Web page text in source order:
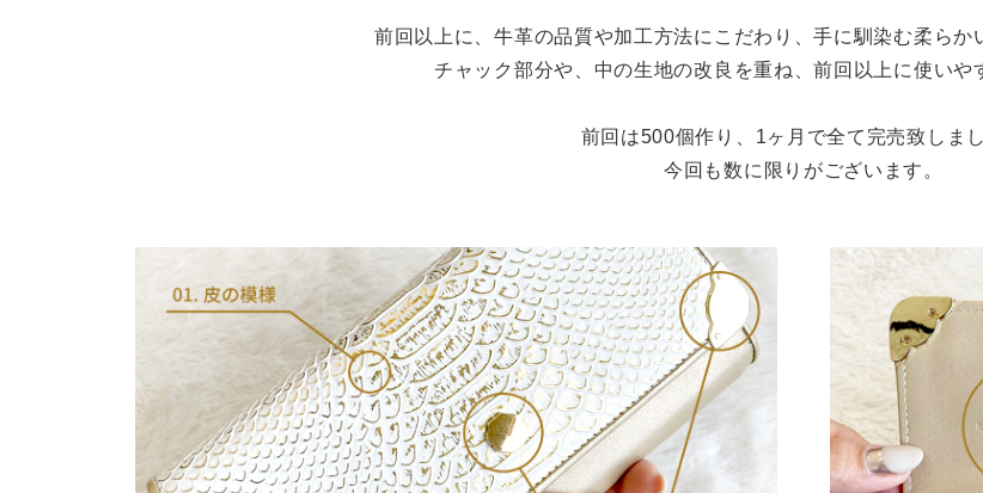
前回以上に、牛革の品質や加工方法にこだわり、手に馴染む柔らか
チャック部分や、中の生地の改良を重ね、前回以上に使いや
前回は500個作り、1ヶ月で全て完売致しまし
今回も数に限りがございます。